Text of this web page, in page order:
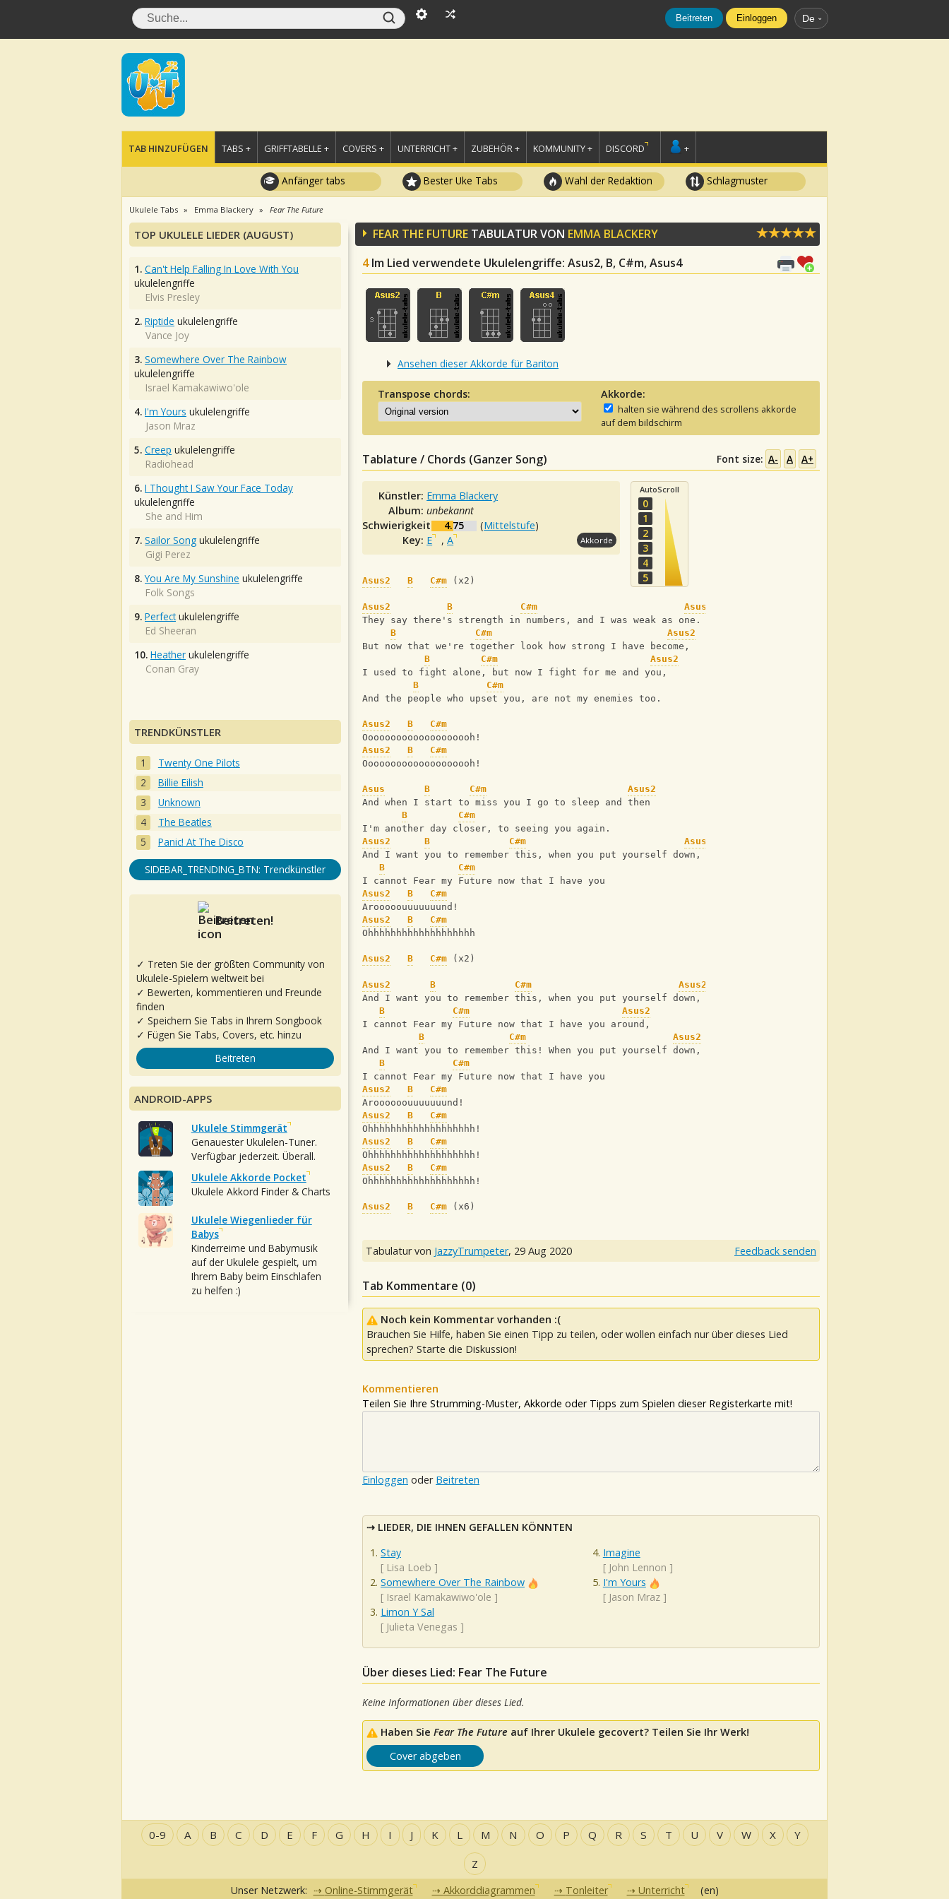
Beitreten Einloggen De
TAB HINZUFÜGEN TABS + GRIFFTABELLE + COVERS + UNTERRICHT + ZUBEHÖR + KOMMUNITY + DISCORD +
Anfänger tabs Bester Uke Tabs Wahl der Redaktion Schlagmuster
Ukulele Tabs Emma Blackery Fear The Future
FEAR THE FUTURE TABULATUR VON EMMA BLACKERY
4 Im Lied verwendete Ukulelengriffe: Asus2, B, C#m, Asus4
Ansehen dieser Akkorde für Bariton
Transpose chords: Akkorde:
halten sie während des scrollens akkorde
auf dem bildschirm
Tablature / Chords (Ganzer Song) Font size: A- A A+
Künstler: Emma Blackery
Album:unbekannt
Schwierigkeit:
4.75 (Mittelstufe)
Key: E ,A Akkorde
AutoScroll
0
1
2
3
4
5
Asus2 B C#m (x2)
Asus2 B C#m
Asus2
They say there's strength in numbers, and I was weak as one.
B
C#m
Asus2
But now that we're together look how strong I have become,
B
C#m
Asus2
I used to fight alone, but now I fight for me and you,
B
C#m
And the people who upset you, are not my enemies too.
Asus2 B
C#m
Oooooooooooooooooooh!
Asus2
B
C#m
Oooooooooooooooooooh!
Asus B C#m
Asus2
And when I start to miss you I go to sleep and then
B
C#m
I'm another day closer, to seeing you again.
Asus2
B C#m
Asus2
And I want you to remember this, when you put yourself down,
B
C#m
I cannot Fear my Future now that I have you
Asus2
B
C#m
Arooooouuuuuuund!
Asus2
B
C#m
Ohhhhhhhhhhhhhhhhhhh
Asus2 B C#m (x2)
Asus2 B C#m
Asus2
And I want you to remember this, when you put yourself down,
B
C#m
Asus2
I cannot Fear my Future now that I have you around,
B
C#m
Asus2
And I want you to remember this! When you put yourself down,
B
C#m
I cannot Fear my Future now that I have you
Asus2
B
C#m
Aroooooouuuuuuund!
Asus2
B
C#m
Ohhhhhhhhhhhhhhhhhhh!
Asus2
B
C#m
Ohhhhhhhhhhhhhhhhhhh!
Asus2
B
C#m
Ohhhhhhhhhhhhhhhhhhh!
Asus2 B C#m (x6)
Tabulatur von JazzyTrumpeter, 29 Aug 2020 Feedback senden
Tab Kommentare (0)
Noch kein Kommentar vorhanden :(
Brauchen Sie Hilfe, haben Sie einen Tipp zu teilen, oder wollen einfach nur über dieses Lied
sprechen? Starte die Diskussion!
Kommentieren
Teilen Sie Ihre Strumming-Muster, Akkorde oder Tipps zum Spielen dieser Registerkarte mit!
Einloggen oder Beitreten
LIEDER, DIE IHNEN GEFALLEN KÖNNTEN
Stay
[ Lisa Loeb ]
Somewhere Over The Rainbow
[ Israel Kamakawiwo'ole ]
Limon Y Sal
[ Julieta Venegas ]
Imagine
[ John Lennon ]
I'm Yours
[ Jason Mraz]
Über dieses Lied: Fear The Future
Keine Informationen über dieses Lied.
Haben Sie Fear The Future auf Ihrer Ukulele gecovert? Teilen Sie Ihr Werk!
Cover abgeben
TOP UKULELE LIEDER (AUGUST)
1. Can't Help Falling In Love With You
ukulelengriffe
Elvis Presley
2. Riptide ukulelengriffe
Vance Joy
3. Somewhere Over The Rainbow
ukulelengriffe
Israel Kamakawiwo'ole
4. I'm Yours ukulelengriffe
Jason Mraz
5. Creep ukulelengriffe
Radiohead
6. I Thought I Saw Your Face Today
ukulelengriffe
She and Him
7. Sailor Song ukulelengriffe
Gigi Perez
8. You Are My Sunshine ukulelengriffe
Folk Songs
9. Perfectukulelengriffe
Ed Sheeran
10. Heather ukulelengriffe
Conan Gray
TRENDKÜNSTLER
Twenty One Pilots
Billie Eilish
Unknown
The Beatles
Panic! At The Disco
SIDEBAR_TRENDING_BTN: Trendkünstler
Beitreten!
✓ Treten Sie der größten Community von
Ukulele-Spielern weltweit bei
✓ Bewerten, kommentieren und Freunde
finden
✓ Speichern Sie Tabs in Ihrem Songbook
✓ Fügen Sie Tabs, Covers, etc. hinzu
Beitreten
ANDROID-APPS
Ukulele Stimmgerät
Genauester Ukulelen-Tuner.
Verfügbar jederzeit. Überall.
Ukulele Akkorde Pocket
Ukulele Akkord Finder & Charts
Ukulele Wiegenlieder für
Babys
Kinderreime und Babymusik
auf der Ukulele gespielt, um
Ihrem Baby beim Einschlafen
zu helfen :)
0-9 A B C D E F G H I J K L M N O P Q R S T U V W X Y
Z
Unser Netzwerk: Online-Stimmgerät Akkorddiagrammen Tonleiter Unterricht (en)